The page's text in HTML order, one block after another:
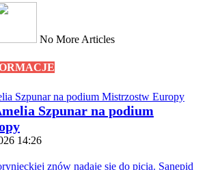
No More Articles
Szpunar na podium
14:26